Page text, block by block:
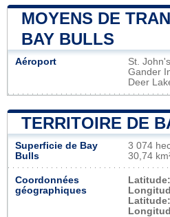
MOYENS DE
BAY BULLS
Aéroport St.
Gander
Deer
TERRITOIRE DE
Superficie de Bay
Bulls
3 074
30,74
Coordonnées
géographiques
Latitude:
Latitude: